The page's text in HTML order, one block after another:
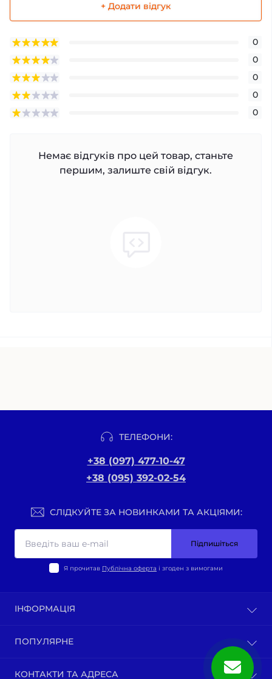
+ Додати відгук
0
0
0
0
0
Немає відгуків про цей товар, станьте
першим, залиште свій відгук.
ТЕЛЕФОНИ:
+38 (097) 477-10-47
+38 (095) 392-02-54
СЛІДКУЙТЕ ЗА НОВИНКАМИ ТА АКЦІЯМИ:
Підпишіться
Я прочитав Публічна оферта і згоден з вимогами
ІНФОРМАЦІЯ
Політика конфіденційності
Про нас
ПОПУЛЯРНЕ
КОНТАКТИ ТА АДРЕСА